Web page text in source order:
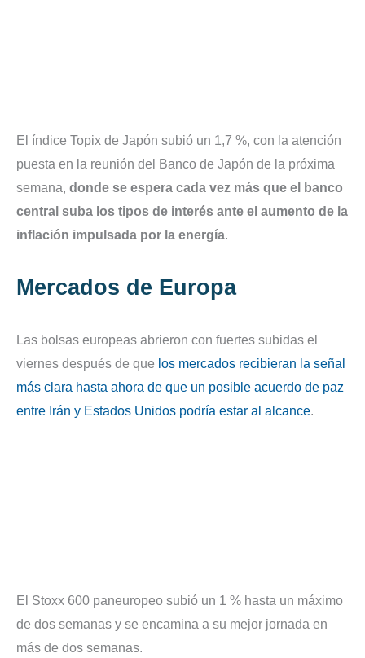
El índice Topix de Japón subió un 1,7 %, con la atención
puesta en la reunión del Banco de Japón de la próxima
semana, donde se espera cada vez más que el banco
central suba los tipos de interés ante el aumento de la
inflación impulsada por la energía.
Mercados de Europa
Las bolsas europeas abrieron con fuertes subidas el
viernes después de que los mercados recibieran la señal
más clara hasta ahora de que un posible acuerdo de paz
entre Irán y Estados Unidos podría estar al alcance.
El Stoxx 600 paneuropeo subió un 1 % hasta un máximo
de dos semanas y se encamina a su mejor jornada en
más de dos semanas.